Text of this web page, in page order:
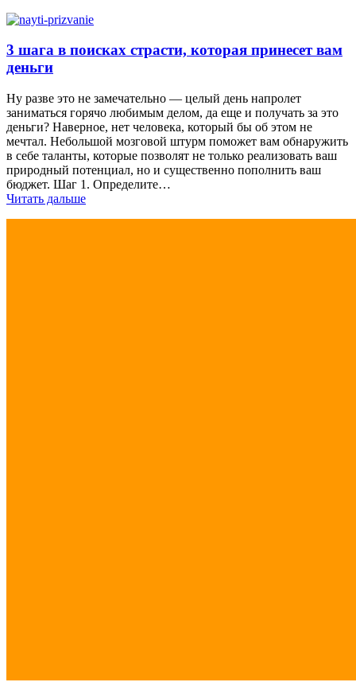
3 шага в поисках страсти, которая принесет вам
деньги
Ну разве это не замечательно — целый день напролет
заниматься горячо любимым делом, да еще и получать за это
деньги? Наверное, нет человека, который бы об этом не
мечтал. Небольшой мозговой штурм поможет вам обнаружить
в себе таланты, которые позволят не только реализовать ваш
природный потенциал, но и существенно пополнить ваш
бюджет. Шаг 1. Определите…
Читать дальше